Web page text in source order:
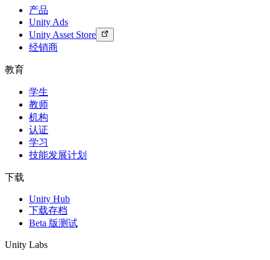
通过 Unity 投放广告
使用案例
移动游戏
使用 Unity 打造移动端爆款游戏
独立游戏
小团队也能做出大游戏
XR 游戏
跨平台发布 XR 游戏
多人游戏
简化多人游戏开发
博客
更新、信息和技术提示
新闻
新闻、故事和新闻中心
认证
证明您的Unity精通
产品
Unity Ads
Unity Asset Store
经销商
教育
学生
教师
机构
认证
学习
技能发展计划
下载
Unity Hub
下载存档
Beta 版测试
Unity Labs